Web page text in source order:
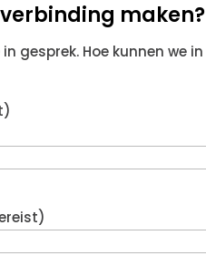
maken?
gesprek. Hoe kunnen we in